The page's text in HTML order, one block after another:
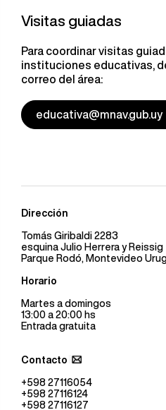
Visitas guiadas
Para coordinar visitas
instituciones educativas,
correo del área:
educativa@mnav.gub.uy
Dirección
Tomás Giribaldi 2283
esquina Julio Herrera y Reissig
Parque Rodó, Montevideo
Horario
Martes a domingos
13:00 a 20:00 hs
Entrada gratuita
Contacto
+598 27116054
+598 27116124
+598 27116127